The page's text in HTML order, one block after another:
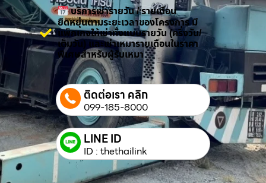
บริการเช่ารายวัน / รายเดือน
ยืดหยุ่นตามระยะเวลาของโครงการ มี
แพ็กเกจให้เช่าทั้งแบบรายวัน (ครึ่งวัน/
เต็มวัน) และเช่าเหมารายเดือนในราคา
พิเศษสำหรับผู้รับเหมา
ติดต่อเรา คลิก
099-185-8000
LINE ID
ID : thethailink